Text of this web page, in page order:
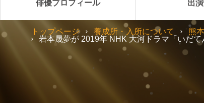
俳優プロフィール 出
トップページ 養成所・入所について 熊
岩本晟夢が 2019年 NHK 大河ドラマ「いだ